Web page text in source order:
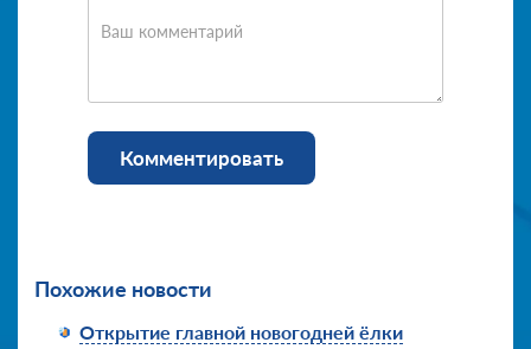
Ваш комментарий
Комментировать
Похожие новости
Открытие главной новогодней ёлки